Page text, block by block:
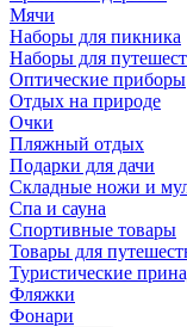
Мячи
Наборы для пикника
Наборы для
Оптические приборы
Отдых на природе
Очки
Пляжный отдых
Подарки для дачи
Складные ножи и
Спа и сауна
Спортивные товары
Товары для
Туристические
Фляжки
Фонари